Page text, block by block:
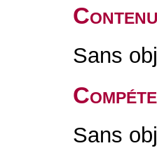
Sans
Sans